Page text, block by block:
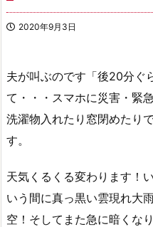
2020年9月3日
夫が叫ぶのです「後20分ぐ
て・・・スマホに災害・緊
洗濯物入れたり窓閉めたり
す。
天気くるくる変わります！
いう間に真っ黒い雲現れ大
空！そしてまた急に暗くな